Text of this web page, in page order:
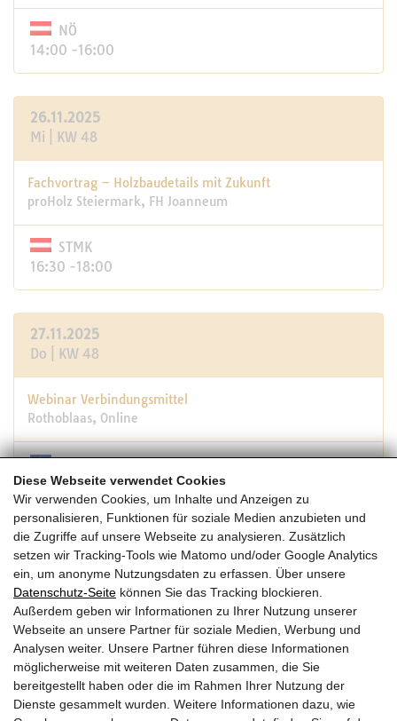
Diese Webseite verwendet Cookies
Wir verwenden Cookies, um Inhalte und Anzeigen zu
personalisieren, Funktionen für soziale Medien anzubieten und
die Zugriffe auf unsere Webseite zu analysieren. Zusätzlich
setzen wir Tracking-Tools wie Matomo und/oder Google Analytics
ein, um anonyme Nutzungsdaten zu erfassen. Über unsere
Datenschutz-Seite können Sie das Tracking blockieren.
Außerdem geben wir Informationen zu Ihrer Nutzung unserer
Webseite an unsere Partner für soziale Medien, Werbung und
Analysen weiter. Unsere Partner führen diese Informationen
möglicherweise mit weiteren Daten zusammen, die Sie
bereitgestellt haben oder die im Rahmen Ihrer Nutzung der
Dienste gesammelt wurden. Weitere Informationen dazu, wie
NÖ
14:00 -16:00
26.11.2025
Mi | KW 48
Fachvortrag – Holzbaudetails mit Zukunft
proHolz Steiermark, FH Joanneum
STMK
16:30 -18:00
27.11.2025
Do | KW 48
Webinar Verbindungsmittel
Rothoblaas, Online
08:00 -09:00
27.11.2025
Do | KW 48
Webinar Brandschutz
Rothoblaas, Online
14:30 -15:30